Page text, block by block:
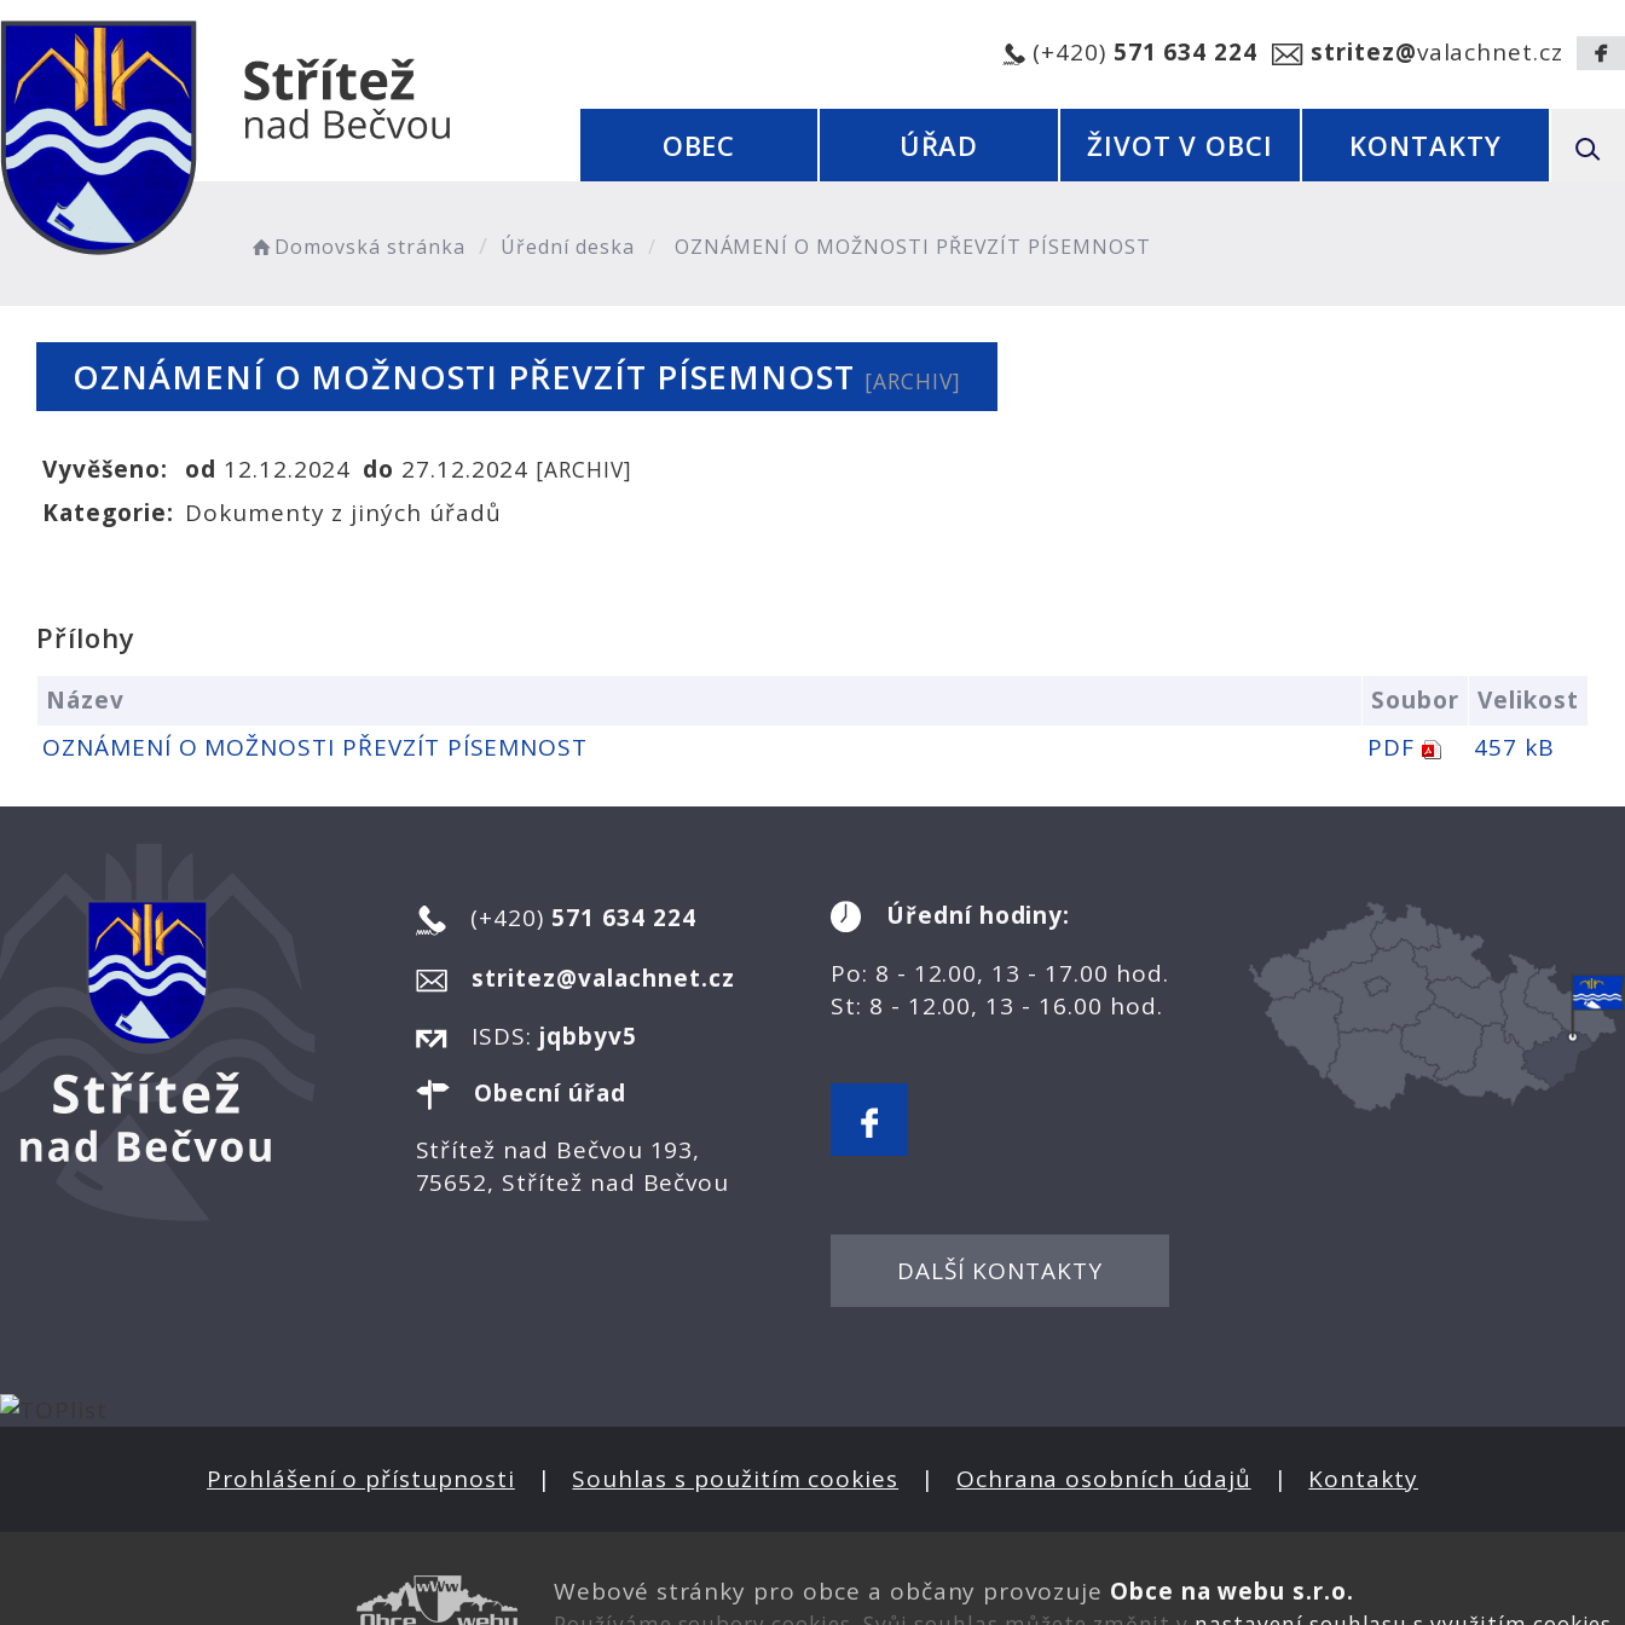
OBEC ÚŘAD ŽIVOT V OBCI KONTAKTY
(+420) 571 634 224 stritez@valachnet.cz
Domovská stránka Úřední deska OZNÁMENÍ O MOŽNOSTI PŘEVZÍT PÍSEMNOST
OZNÁMENÍ O MOŽNOSTI PŘEVZÍT PÍSEMNOST [ARCHIV]
Vyvěšeno: od 12.12.2024 do 27.12.2024 [ARCHIV]
Kategorie: Dokumenty z jiných úřadů
Přílohy
Název Soubor
Velikost
OZNÁMENÍ O MOŽNOSTI PŘEVZÍT PÍSEMNOST
PDF 457 kB
(+420) 571 634 224
stritez@valachnet.cz
ISDS: jqbbyv5
Obecní úřad
Střítež nad Bečvou 193,
75652, Střítež nad Bečvou
Úřední hodiny:
Po: 8 - 12.00, 13 - 17.00 hod.
St: 8 - 12.00, 13 - 16.00 hod.
DALŠÍ KONTAKTY
Prohlášení o přístupnosti | Souhlas s použitím cookies | Ochrana osobních údajů | Kontakty
Webové stránky pro obce a občany provozuje Obce na webu s.r.o.